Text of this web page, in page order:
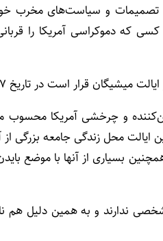
تصمیمات و سیاست‌های مخرب
سال ۲۰۲۴ به عنوان کسی که دموکراسی
است در تاریخ ۲۷ فوریه (۸ اسفند) برگزار شود.
دادند و همچنین بسیاری از آنها
ندارند و به همین دلیل هم